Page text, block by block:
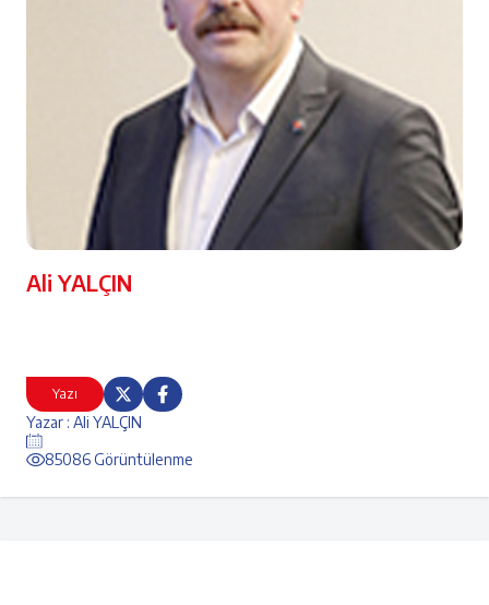
Yazı
Yazar : Ali YALÇIN
85086 Görüntülenme
Ali YALÇIN